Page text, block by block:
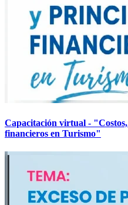
Capacitación virtual -
financieros en Turismo"